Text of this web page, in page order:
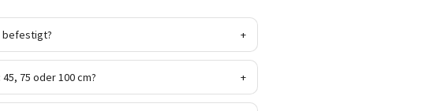
befestigt?
+
75 oder 100 cm? +